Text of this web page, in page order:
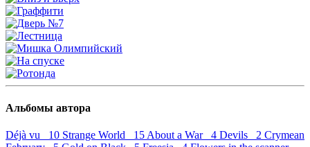
Альбомы автора
Déjà vu 10 Strange World 15 About a War 4 Devils 2 Crymean